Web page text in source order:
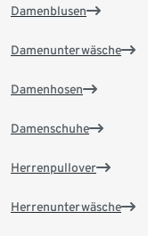
Damenblusen
Damenunterwäsche
Damenhosen
Damenschuhe
Herrenpullover
Herrenunterwäsche